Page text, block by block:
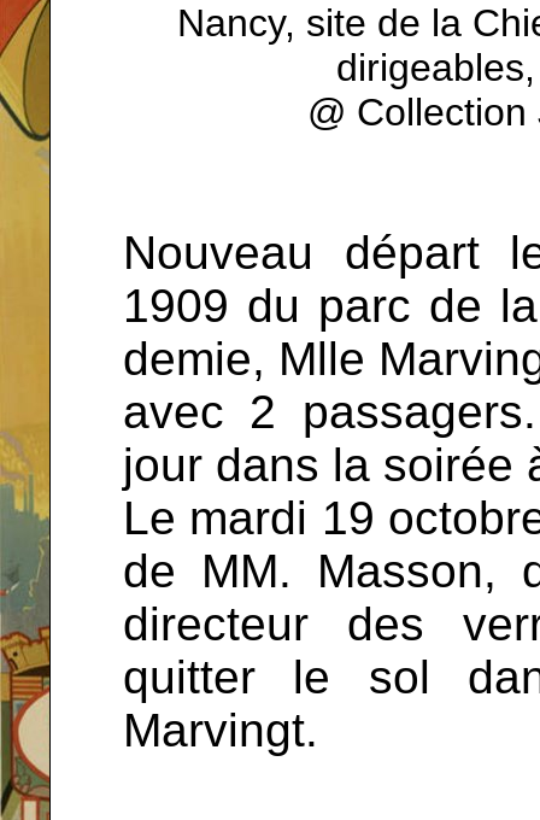
Nancy, site de la
@
Nouveau départ
1909 du parc de
demie, Mlle
avec 2
jour dans la soirée
Le mardi 19
de MM. Masson,
directeur des
quitter le sol
Marvingt.